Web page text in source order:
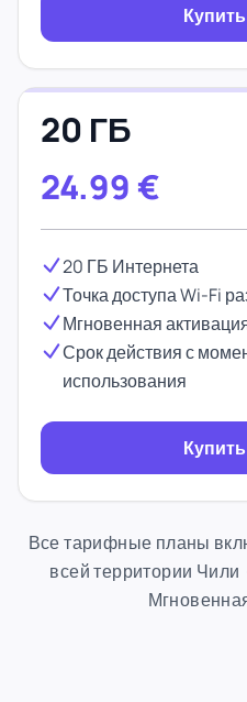
20 ГБ
24.99 €
20 ГБ Интернета
Точка доступа Wi-Fi
Мгновенная
Срок действия с
использования
Все тарифные планы
всей территории Чили